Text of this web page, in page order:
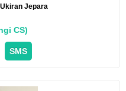
Jepara
CS)
SMS